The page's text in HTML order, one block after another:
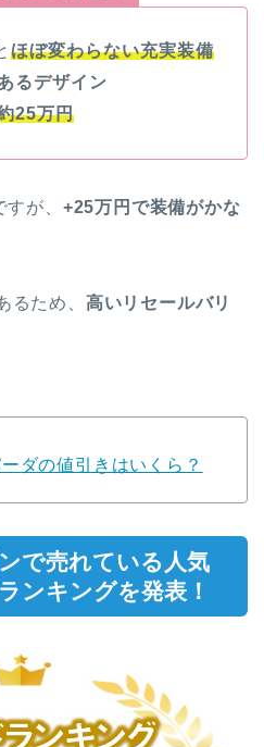
ほぼ変わらない充実装備
るデザイン
25万円
が、 +25万円で装備がかな
るため、 高いリセールバリ
ダの値引きはいくら？
で売れている人気
ンキングを発表！